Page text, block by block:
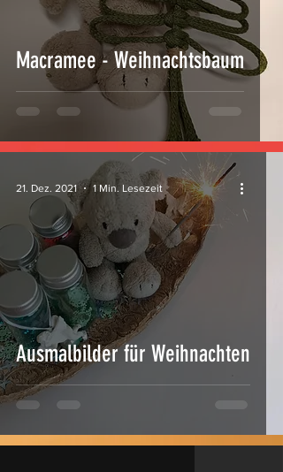
Macramee - Weihnachtsbaum
Ausmalbilder für Weihnachten
21. Dez. 2021 1 Min. Lesezeit